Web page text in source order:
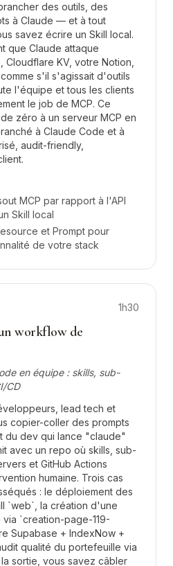
des outils, des
à Claude — et à tout
savez écrire un Skill local.
que Claude attaque
Cloudflare KV, votre Notion,
s'il s'agissait d'outils
l'équipe et tous les clients
le job de MCP. Ce
zéro à un serveur MCP en
à Claude Code et à
audit-friendly,
MCP par rapport à l'API
Skill local
et Prompt pour
de votre stack
1h30
workflow de
en équipe : skills, sub-
CD
lead tech et
copier-coller des prompts
du dev qui lance "claude"
avec un repo où skills, sub-
et GitHub Actions
humaine. Trois cas
: le déploiement des
`web`, la création d'une
`creation-page-119-
Supabase + IndexNow +
qualité du portefeuille via
sortie, vous savez câbler